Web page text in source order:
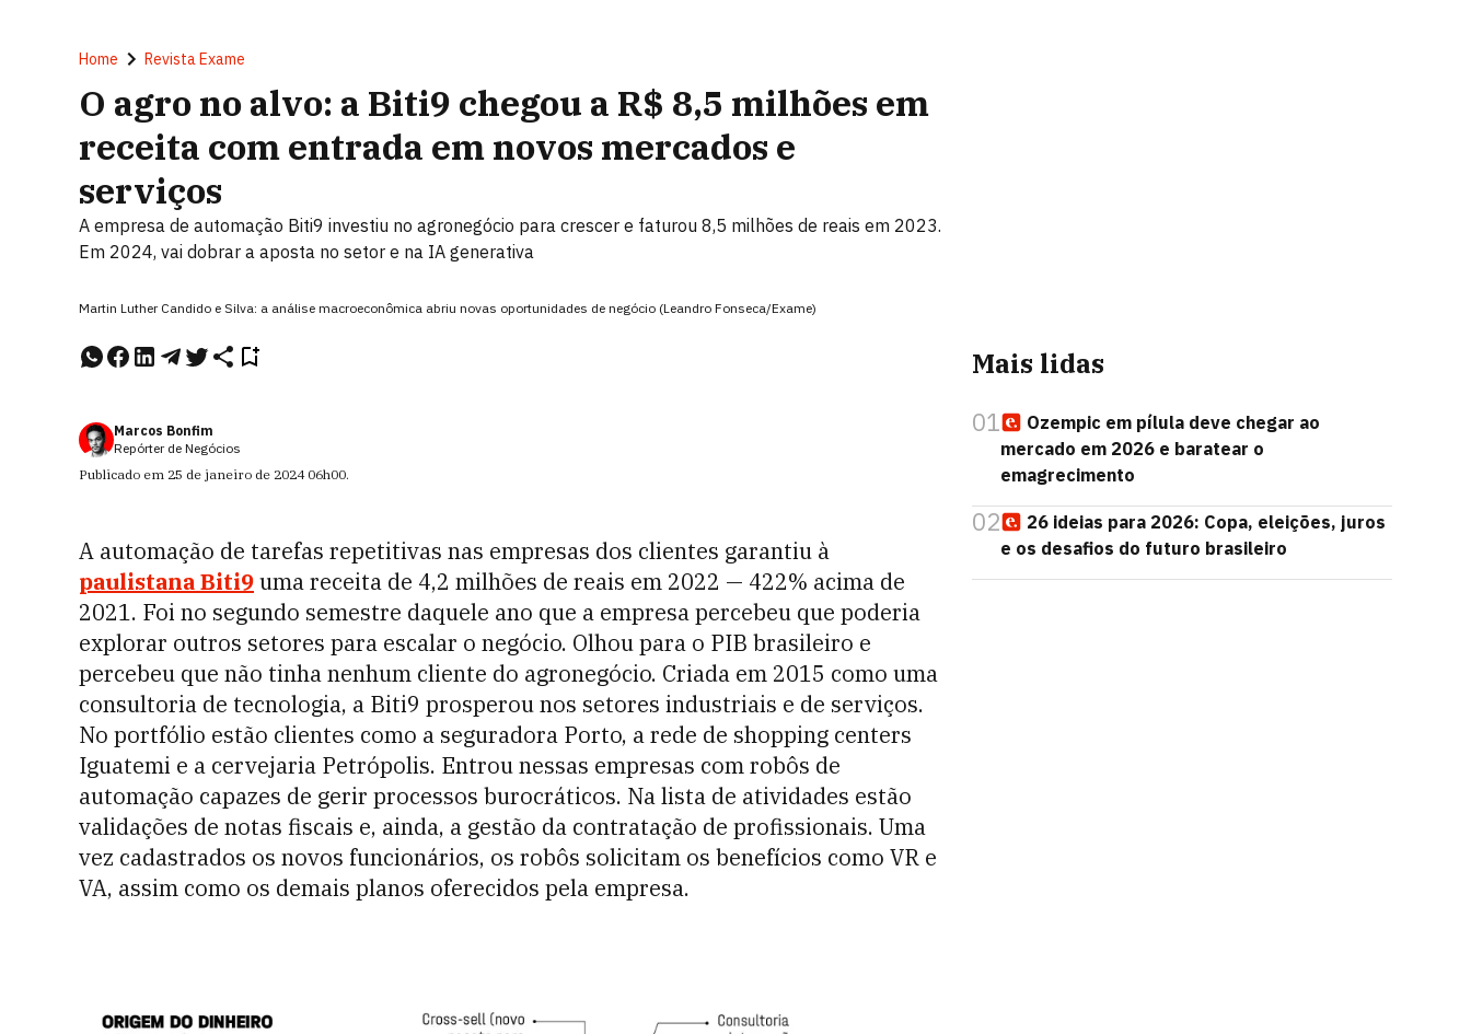
Home Revista Exame
O agro no alvo: a Biti9 chegou a R$ 8,5 milhões em
receita com entrada em novos mercados e
serviços
A empresa de automação Biti9 investiu no agronegócio para crescer e faturou 8,5 milhões de reais em 2023.
Em 2024, vai dobrar a aposta no setor e na IA generativa
Martin Luther Candido e Silva: a análise macroeconômica abriu novas oportunidades de negócio (Leandro Fonseca/Exame)
Marcos Bonfim
Repórter de Negócios
Publicado em 25 de janeiro de 2024 06h00.
A automação de tarefas repetitivas nas empresas dos clientes garantiu à
paulistana Biti9uma receita de 4,2 milhões de reais em 2022 — 422% acima de
2021. Foi no segundo semestre daquele ano que a empresa percebeu que poderia
explorar outros setores para escalar o negócio. Olhou para o PIB brasileiro e
percebeu que não tinha nenhum cliente do agronegócio. Criada em 2015 como uma
consultoria de tecnologia, a Biti9 prosperou nos setores industriais e de serviços.
No portfólio estão clientes como a seguradora Porto, a rede de shopping centers
Iguatemi e a cervejaria Petrópolis. Entrou nessas empresas com robôs de
automação capazes de gerir processos burocráticos. Na lista de atividades estão
validações de notas fiscais e, ainda, a gestão da contratação de profissionais. Uma
vez cadastrados os novos funcionários, os robôs solicitam os benefícios como VR e
VA, assim como os demais planos oferecidos pela empresa.
Mais lidas
01
Ozempic em pílula deve chegar ao
mercado em 2026 e baratear o
emagrecimento
02
26 ideias para 2026: Copa, eleições, juros
e os desafios do futuro brasileiro